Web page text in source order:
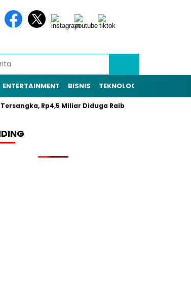
ENTERTAINMENT BISNIS TEKNOLOGI
Rp4,5 Miliar Diduga Raib